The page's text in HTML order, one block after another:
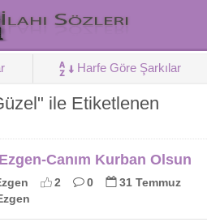
Harfe Göre Şarkılar
ile Etiketlenen
Canım Kurban Olsun
2 0
31 Temmuz